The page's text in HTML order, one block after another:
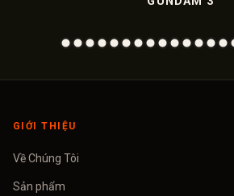
GIỚI THIỆU
Về Chúng Tôi
Sản phẩm